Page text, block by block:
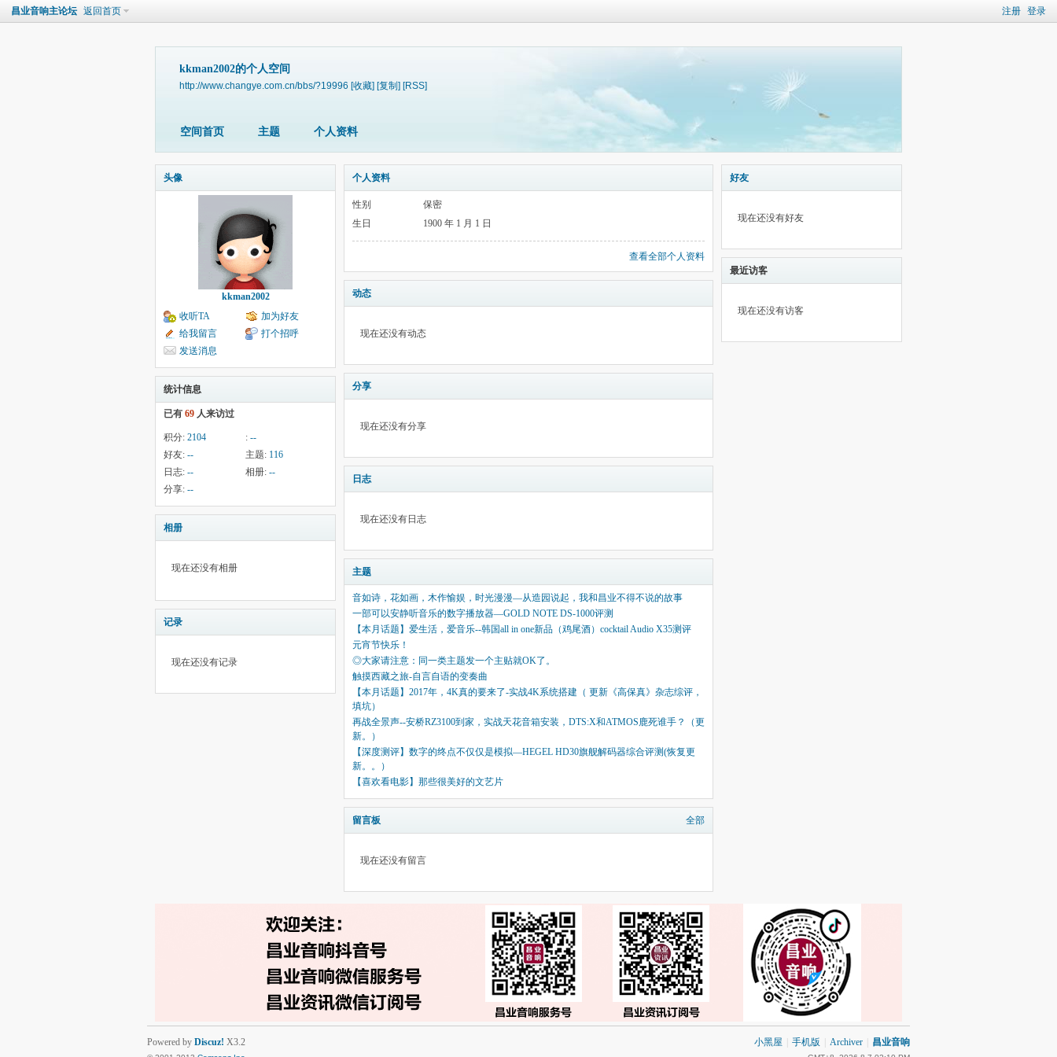
注册 登录
昌业音响主论坛 返回首页
kkman2002的个人空间
http://www.changye.com.cn/bbs/?19996 [收藏] [复制] [RSS]
空间首页 主题 个人资料
头像
kkman2002
收听TA
加为好友
给我留言
打个招呼
发送消息
统计信息
已有 69 人来访过
积分: 2104 : --
好友: -- 主题: 116
日志: -- 相册: --
分享: --
相册
现在还没有相册
记录
现在还没有记录
个人资料
性别
保密
生日
1900 年 1 月 1 日
查看全部个人资料
动态
现在还没有动态
分享
现在还没有分享
日志
现在还没有日志
主题
音如诗，花如画，木作愉娱，时光漫漫—从造园说起，我和昌业不得不说的故事
一部可以安静听音乐的数字播放器—GOLD NOTE DS-1000评测
【本月话题】爱生活，爱音乐--韩国all in one新品（鸡尾酒）cocktail Audio X35测评
元宵节快乐！
◎大家请注意：同一类主题发一个主贴就OK了。
触摸西藏之旅-自言自语的变奏曲
【本月话题】2017年，4K真的要来了-实战4K系统搭建（ 更新《高保真》杂志综评，
填坑）
再战全景声--安桥RZ3100到家，实战天花音箱安装，DTS:X和ATMOS鹿死谁手？（更
新。）
【深度测评】数字的终点不仅仅是模拟—HEGEL HD30旗舰解码器综合评测(恢复更
新。。）
【喜欢看电影】那些很美好的文艺片
留言板 全部
现在还没有留言
好友
现在还没有好友
最近访客
现在还没有访客
小黑屋 手机版 Archiver 昌业音响
Powered by Discuz! X3.2